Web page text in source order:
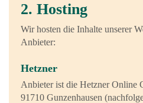
2. Hosting
Wir hosten die Inhalte unserer
Anbieter:
Hetzner
Anbieter ist die Hetzner Online
91710 Gunzenhausen